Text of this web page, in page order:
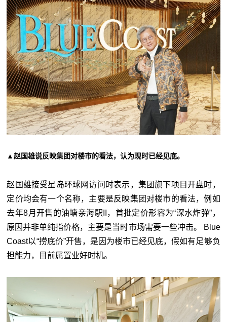
▲赵国雄说反映集团对楼市的看法，认为现时已经见底。
赵国雄接受星岛环球网访问时表示，集团旗下项目开盘时，
定价均会有一个名称，主要是反映集团对楼市的看法，例如
去年8月开售的油塘亲海駅II，首批定价形容为“深水炸弹”，
原因并非单纯指价格，主要是当时市场需要一些冲击。 Blue
Coast以“捞底价”开售，是因为楼市已经见底，假如有足够负
担能力，目前属置业好时机。